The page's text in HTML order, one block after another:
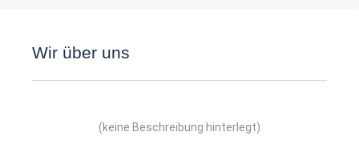
Wir über uns
(keine Beschreibung hinterlegt)